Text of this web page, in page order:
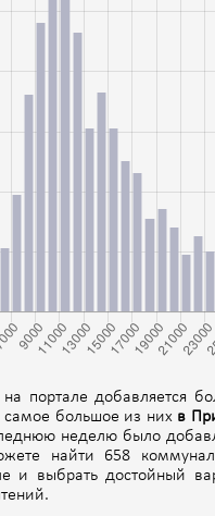
портале добавляется
большое из них в
неделю было
найти 658
и выбрать достойный